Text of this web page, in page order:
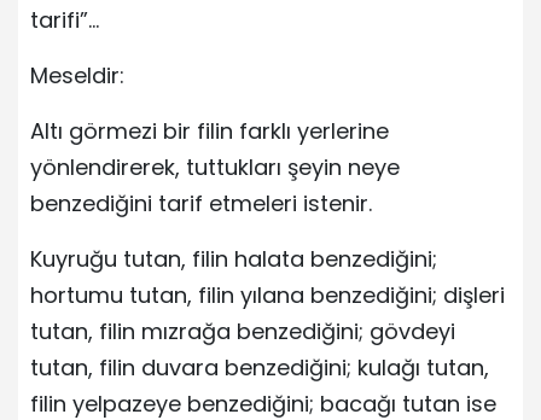
tarifi”…
Meseldir:
Altı görmezi bir filin farklı yerlerine
yönlendirerek, tuttukları şeyin neye
benzediğini tarif etmeleri istenir.
Kuyruğu tutan, filin halata benzediğini;
hortumu tutan, filin yılana benzediğini; dişleri
tutan, filin mızrağa benzediğini; gövdeyi
tutan, filin duvara benzediğini; kulağı tutan,
filin yelpazeye benzediğini; bacağı tutan ise